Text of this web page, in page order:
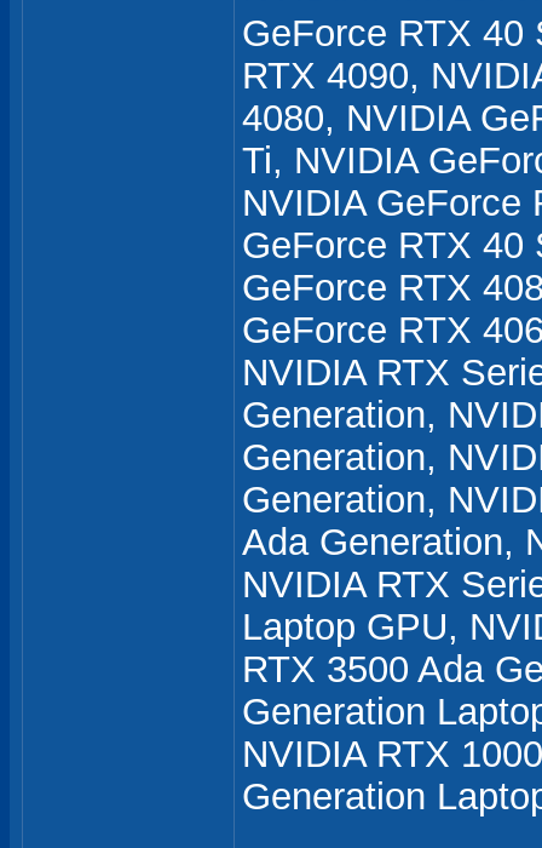
GeForce RTX 40
RTX 4090,
4080, NVIDIA
Ti, NVIDIA
NVIDIA GeForce
GeForce RTX 40
GeForce RTX
GeForce RTX
NVIDIA RTX
Generation,
Generation,
Generation,
Ada Generation,
NVIDIA RTX
Laptop GPU,
RTX 3500 Ada
Generation
NVIDIA RTX
Generation